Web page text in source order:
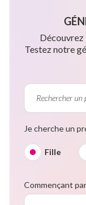
Découvrez
Testez notre
Je cherche un
Fille
Commençant